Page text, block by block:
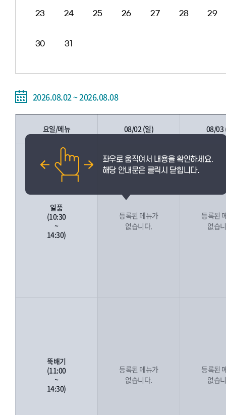
23 24 25 26 27 28 29
30 31
2026.08.02 ~ 2026.08.08
요일/메뉴 08/02 (일) 08/03
일품
(10:30
~
14:30)
등록된 메뉴가
없습니다.
등록된
없습
뚝배기
(11:00
~
14:30)
등록된 메뉴가
없습니다.
등록된
없습